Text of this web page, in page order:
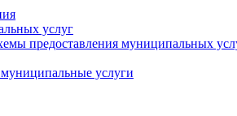
услуг
предоставления муниципальных
услуги